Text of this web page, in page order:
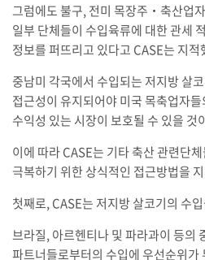
그럼에도 불구, 전미 목장주‧축산업
일부 단체들이 수입육류에 대한 관세
정보를 퍼뜨리고 있다고 CASE는 지적
중남미 각국에서 수입되는 저지방 살
접근성이 유지되어야 미국 목축업자
수익성 있는 시장이 보호될 수 있을 것
이에 따라 CASE는 기타 축산 관련단
극복하기 위한 상식적인 접근방법을
첫째로, CASE는 저지방 살코기의 수
브라질, 아르헨티나 및 파라과이 등의
파트너들로부터의 수입에 우선순위가